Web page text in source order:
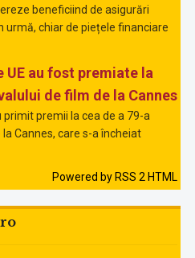
beneficiind de asigurări
urmă, chiar de piețele financiare
au fost premiate la
de film de la Cannes
premii la cea de a 79-a
Cannes, care s-a încheiat
Powered by RSS 2 HTML